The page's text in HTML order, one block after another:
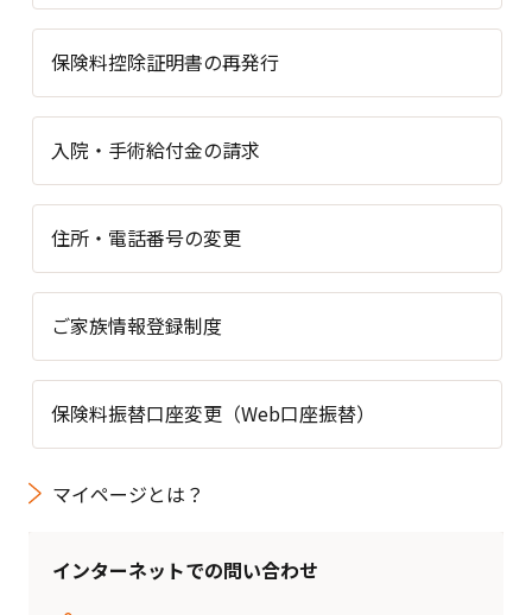
保険料控除証明書の再発行
入院・手術給付金の請求
住所・電話番号の変更
ご家族情報登録制度
保険料振替口座変更（Web口座振替）
マイページとは？
インターネットでの問い合わせ